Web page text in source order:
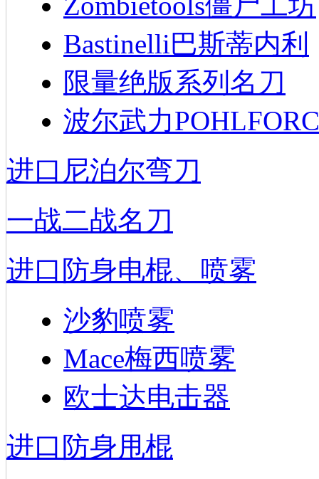
Bastinelli巴斯蒂内利
限量绝版系列名刀
波尔武力
进口尼泊尔弯刀
一战二战名刀
进口防身电棍、喷雾
沙豹喷雾
Mace梅西喷雾
欧士达电击器
进口防身甩棍